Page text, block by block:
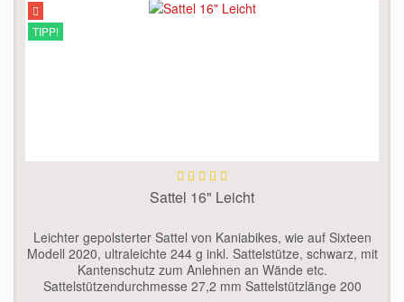
TIPP!
Sattel 16" Leicht
Leichter gepolsterter Sattel von Kaniabikes, wie auf Sixteen
Modell 2020, ultraleichte 244 g inkl. Sattelstütze, schwarz, mit
Kantenschutz zum Anlehnen an Wände etc.
Sattelstützendurchmesse 27,2 mm Sattelstützlänge 200